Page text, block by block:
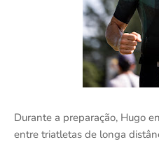
Durante a preparação, Hugo
entre triatletas de longa